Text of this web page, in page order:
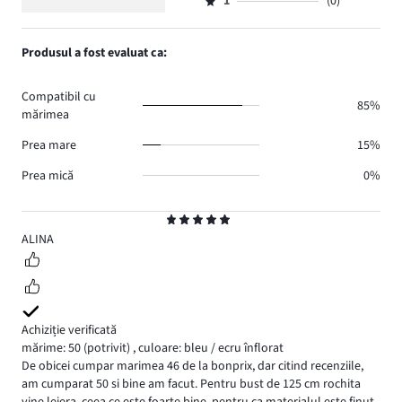
5
ALINA
Achiziție verificată
mărime: 50 (potrivit) ,culoare: bleu / ecru înflorat
De obicei cumpar marimea 46 de la bonprix, dar citind recenziile,
am cumparat 50 si bine am facut. Pentru bust de 125 cm rochita
7.
2.
2,
Evaluare
1,
Produsul a fost evaluat ca:
Compatibil cu
mărimea
85%
Prea mare
15%
Prea mică
0%